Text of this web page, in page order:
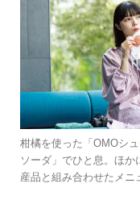
柑橘を使った「OMOシ
ソーダ」でひと息。ほ
産品と組み合わせたメニ